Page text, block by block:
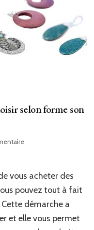
selon forme son
sur
d’oreilles
selon
forme
son
visage
vous acheter des
pouvez tout à fait
démarche a
et elle vous permet